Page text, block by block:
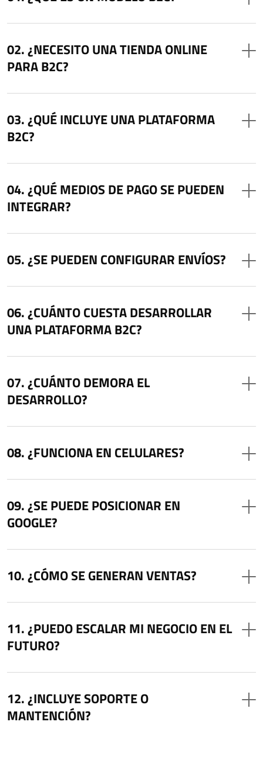
¿NECESITO UNA TIENDA ONLINE
PARA B2C?
¿QUÉ INCLUYE UNA PLATAFORMA
B2C?
¿QUÉ MEDIOS DE PAGO SE PUEDEN
INTEGRAR?
¿SE PUEDEN CONFIGURAR ENVÍOS?
¿CUÁNTO CUESTA DESARROLLAR
UNA PLATAFORMA B2C?
¿CUÁNTO DEMORA EL
DESARROLLO?
¿FUNCIONA EN CELULARES?
¿SE PUEDE POSICIONAR EN
GOOGLE?
¿CÓMO SE GENERAN VENTAS?
¿PUEDO ESCALAR MI NEGOCIO EN EL
FUTURO?
¿INCLUYE SOPORTE O
MANTENCIÓN?